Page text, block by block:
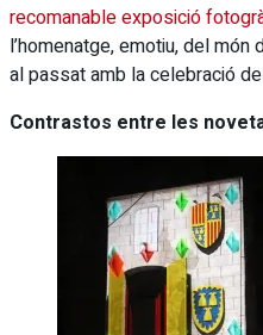
recomanable exposició
l’homenatge, emotiu, del
al passat amb la celebració
Contrastos entre les